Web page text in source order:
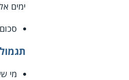
ימים
סכום
תגמול